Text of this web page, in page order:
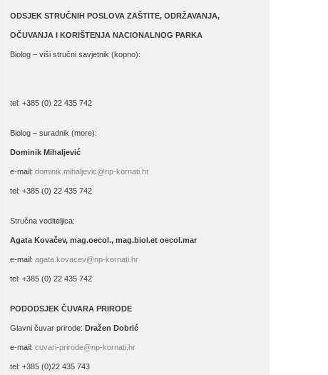
ODSJEK STRUČNIH POSLOVA ZAŠTITE, ODRŽAVANJA,
OČUVANJA I KORIŠTENJA NACIONALNOG PARKA
Biolog – viši stručni savjetnik (kopno):
tel: +385 (0) 22 435 742
Biolog – suradnik (more):
Dominik Mihaljević
e-mail: dominik.mihaljevic@np-kornati.hr
tel: +385 (0) 22 435 742
Stručna voditeljica:
Agata Kovačev, mag.oecol., mag.biol.et oecol.mar
e-mail: agata.kovacev@np-kornati.hr
tel: +385 (0) 22 435 742
PODODSJEK ČUVARA PRIRODE
Glavni čuvar prirode: Dražen Dobrić
e-mail: cuvari-prirode@np-kornati.hr
tel: +385 (0)22 435 743